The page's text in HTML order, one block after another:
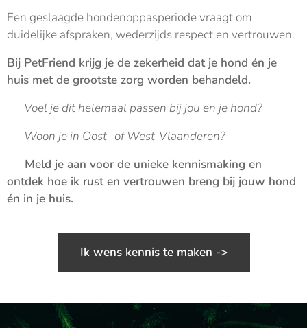
Een geslaagde hondenoppasperiode vraagt om
duidelijke afspraken, wederzijds respect en vertrouwen.
Bij PetFriend krijg je de zekerheid dat je hond én je
huis met de grootste zorg worden behandeld.
Voel je dit helemaal passen bij jou en je hond?
🏠 Woon je in Oost- of West-Vlaanderen?
🤝 Meld je aan voor de unieke kennismaking en
ontdek hoe ik rust en vertrouwen breng bij jouw hond
én in je huis.
Ik wens kennis te maken ->